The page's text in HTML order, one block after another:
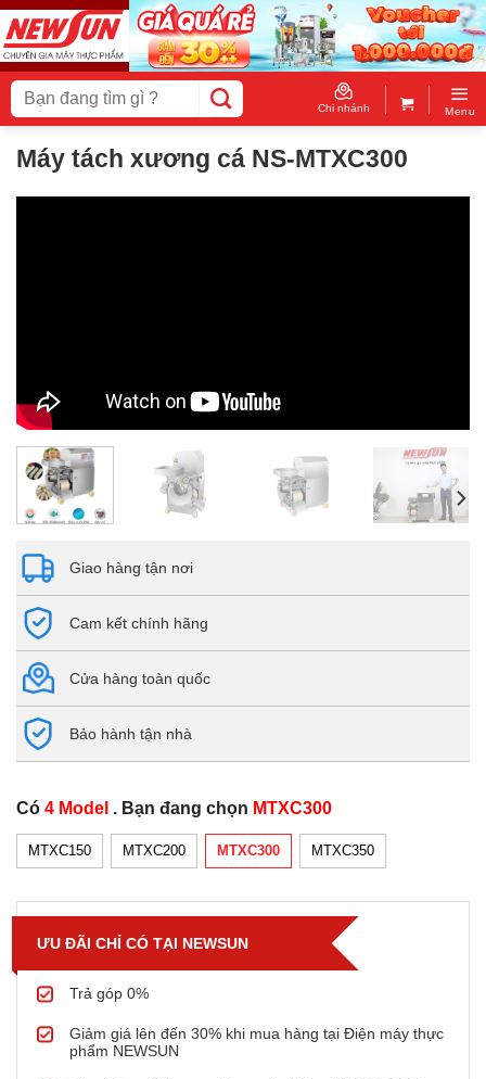
Skip
to
content
Tìm
kiếm:
Chi nhánh Menu
Máy tách xương cá NS-MTXC300
Giao hàng tận nơi
Cam kết chính hãng
Cửa hàng toàn quốc
Bảo hành tận nhà
Có 4 Model . Bạn đang chọn MTXC300
MTXC150 MTXC200 MTXC300 MTXC350
ƯU ĐÃI CHỈ CÓ TẠI NEWSUN
Trả góp 0%
Giảm giá lên đến 30% khi mua hàng tại Điện máy thực
phẩm NEWSUN